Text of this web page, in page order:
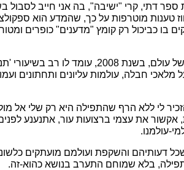
ספר דתי, קרי "ישיבה", בה אני חייב לסבול
טענות מוטרפות על כך, שהמדע הוא
בו כביכול רק קומץ "מדענים" כופרים
נמאס לי מכך שבמאה הראשונה לאלף השלישי למניינו של עולם, בשנת
חבלה, עולמות עליונים ותחתונים
לי ללא הרף שהתפילה היא רק שלי אל
בבית הכנסת, אקשור את עצמי ברצועות עור, אתנענע
עולמנו.
דעותיהם והשקפת ועולמם מועתקים
בלא שמוחם התערב בנושא כהוא-זה.